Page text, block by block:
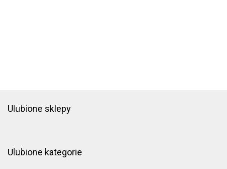
Ulubione sklepy
Ulubione kategorie